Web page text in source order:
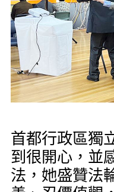
首都行政區獨
到很開心，並
法，她盛贊法